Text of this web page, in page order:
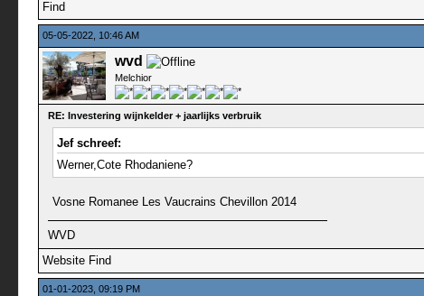
Find
05-05-2022, 10:46 AM
wvd
Melchior
RE: Investering wijnkelder + jaarlijks verbruik
Jef schreef:
Werner,Cote Rhodaniene?
Vosne Romanee Les Vaucrains Chevillon 2014
WVD
Website Find
01-01-2023, 09:19 PM